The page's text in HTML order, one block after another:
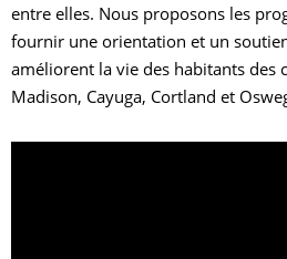
entre elles. Nous proposons les
fournir une orientation et un
améliorent la vie des habitants des
Madison, Cayuga, Cortland et